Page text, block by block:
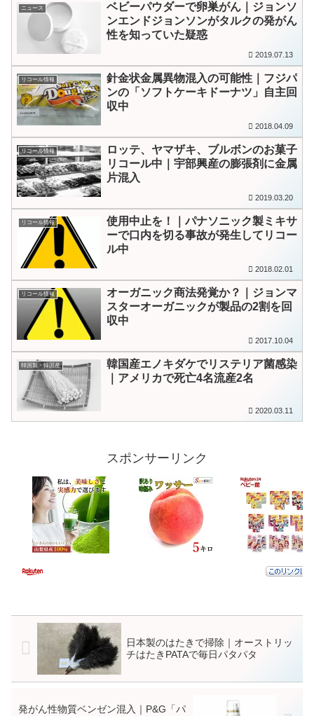
ニュース
ベビーパウダーで卵巣がん｜ジョンソ
ンエンドジョンソンがタルクの発がん
性を知っていた疑惑
2019.07.13
リコール情報
針金状金属異物混入の可能性｜フジパ
ンの「ソフトケーキドーナツ」自主回
収中
2018.04.09
リコール情報
ロッテ、ヤマザキ、ブルボンのお菓子
リコール中｜宇部興産の膨張剤に金属
片混入
2019.03.20
リコール情報
使用中止を！｜パナソニック製ミキサ
ーで口内を切る事故が発生してリコー
ル中
2018.02.01
リコール情報
オーガニック商法発覚か？｜ジョンマ
スターオーガニックが製品の2割を回
収中
2017.10.04
韓国製・韓国産
韓国産エノキダケでリステリア菌感染
｜アメリカで死亡4名流産2名
2020.03.11
スポンサーリンク
日本製のはたきで掃除｜オーストリッ
チはたきPATAで毎日パタパタ
発がん性物質ベンゼン混入｜P&G「パ